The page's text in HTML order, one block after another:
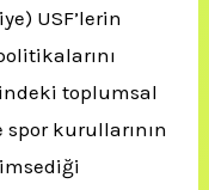
USF’lerin
toplumsal
kurullarının